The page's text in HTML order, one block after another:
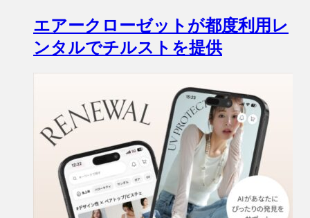
エアークローゼットが都度利用レ
ンタルでチルストを提供